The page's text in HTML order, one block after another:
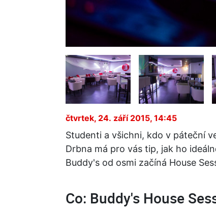
čtvrtek, 24. září 2015, 14:45
Studenti a všichni, kdo v páteční
Drbna má pro vás tip, jak ho
Buddy's od osmi začíná House
Co: Buddy's House